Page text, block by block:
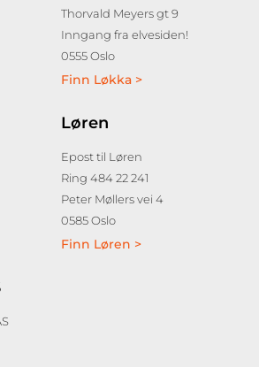
Thorvald Meyers gt 9
Inngang fra elvesiden!
0555 Oslo
Finn Løkka >
Løren
Epost til Løren
Ring 484 22 241
Peter Møllers vei 4
0585 Oslo
Finn Løren >